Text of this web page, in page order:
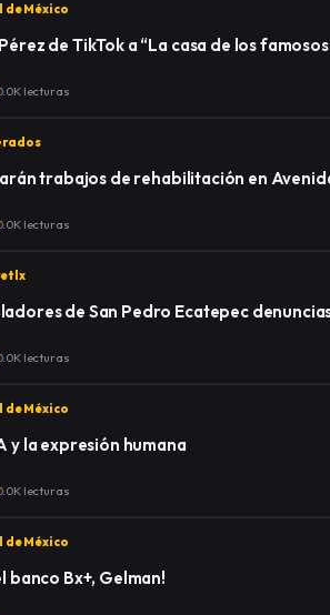
de México
de TikTok a “La casa de los
lecturas
trabajos de rehabilitación en
lecturas
de San Pedro Ecatepec
lecturas
de México
y la expresión humana
lecturas
de México
banco Bx+, Gelman!